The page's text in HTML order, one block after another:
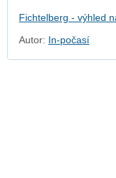
Autor: In-počasí